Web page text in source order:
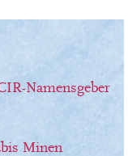
Namensgeber
Minen